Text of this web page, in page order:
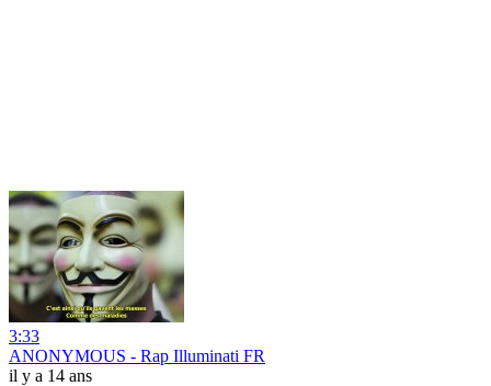
3:33
ANONYMOUS - Rap Illuminati FR
il y a 14 ans